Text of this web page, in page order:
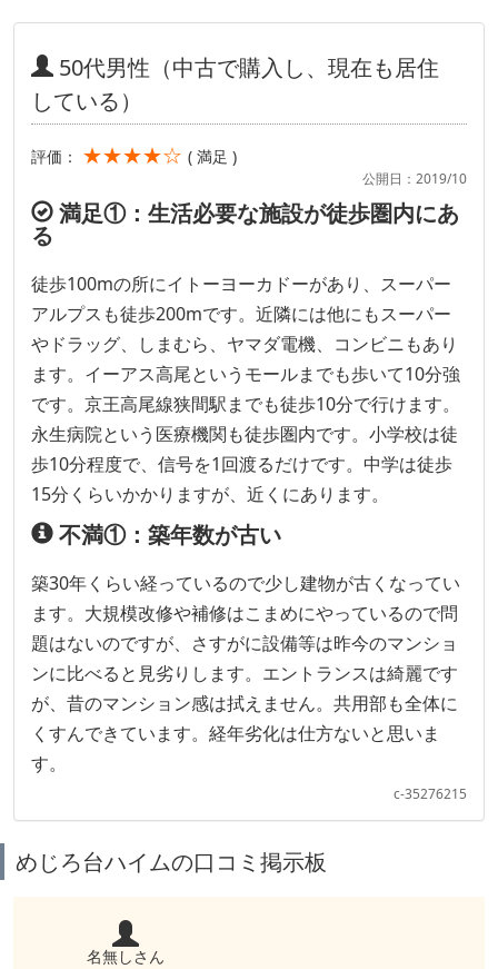
50代男性（中古で購入し、現在も居住
している）
評価： ★★★★☆ ( 満足 )
公開日：2019/10
満足①：生活必要な施設が徒歩圏内にあ
る
徒歩100mの所にイトーヨーカドーがあり、スーパー
アルプスも徒歩200mです。近隣には他にもスーパー
やドラッグ、しまむら、ヤマダ電機、コンビニもあり
ます。イーアス高尾というモールまでも歩いて10分強
です。京王高尾線狭間駅までも徒歩10分で行けます。
永生病院という医療機関も徒歩圏内です。小学校は徒
歩10分程度で、信号を1回渡るだけです。中学は徒歩
15分くらいかかりますが、近くにあります。
不満①：築年数が古い
築30年くらい経っているので少し建物が古くなってい
ます。大規模改修や補修はこまめにやっているので問
題はないのですが、さすがに設備等は昨今のマンショ
ンに比べると見劣りします。エントランスは綺麗です
が、昔のマンション感は拭えません。共用部も全体に
くすんできています。経年劣化は仕方ないと思いま
す。
c-35276215
めじろ台ハイムの口コミ掲示板
名無しさん